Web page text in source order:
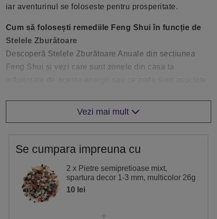
iar aventurinul se foloseste pentru prosperitate.
Cum să folosești remediile Feng Shui în funcție de
Stelele Zburătoare
Descoperă Stelele Zburătoare Anuale din secțiunea
Feng Shui și vezi care sunt zonele din casa ta
Certuri
Multiplicare
Vezi mai mult
Se cumpara impreuna cu
2 x Pietre semipretioase mixt,
spartura decor 1-3 mm, multicolor 26g
10 lei